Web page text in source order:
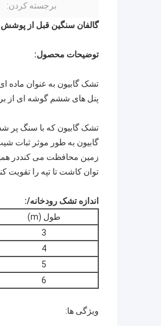
برجسته کردن:
گالفان سنگین قبل از پوشش PVC ساختارهای گابیون و تشک های سنگی
توضیحات محصول:
پنل های ششم گوشه ای از
تشک گابیون که با سنگ پر
گابیون به طور موثر ثبات
زمین محافظت می کنددر
توان کاشت تا تپه را تقویت
اندازه تشک رودخانه/:
طول (m)
3
4
5
6
ویژگی ها: